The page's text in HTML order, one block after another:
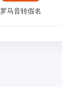
罗马音转假名